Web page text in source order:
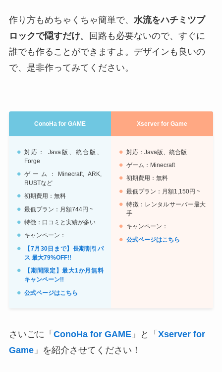
作り方もめちゃくちゃ簡単で、 水流をハチミツブ
ロックで隠すだけ。回路も必要ないので、すぐに
誰でも作ることができますよ。デザインも良いの
で、是非作ってみてください。
ConoHa for GAME Xserver for Game
対応： Java版、統合版、
Forge
ゲーム：Minecraft, ARK,
RUSTなど
初期費用：無料
最低プラン：月額744円 ~
特徴：口コミと実績が多い
キャンペーン：
【7月30日まで】長期割引パ
ス 最大79%OFF!!
【期間限定】最大1か月無料
キャンペーン!!
公式ページはこちら
対応：Java版、統合版
ゲーム：Minecraft
初期費用：無料
最低プラン：月額1,150円 ~
特徴：レンタルサーバー最大
手
キャンペーン：
公式ページはこちら
さいごに「 ConoHa for GAME」と「 Xserver for
Game」を紹介させてください！